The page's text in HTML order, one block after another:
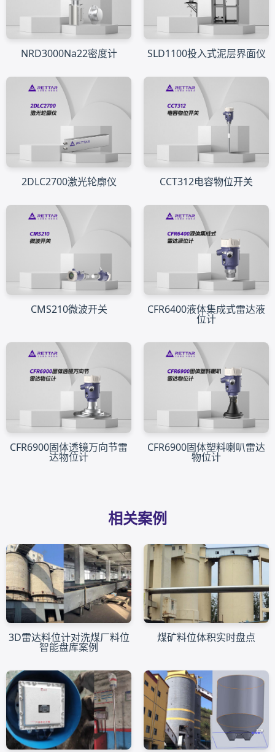
NRD3000Na22密度计 SLD1100投入式泥层界面仪
2DLC2700激光轮廓仪 CCT312电容物位开关
CMS210微波开关 CFR6400液体集成式雷达液
位计
CFR6900固体透镜万向节雷
达物位计
CFR6900固体塑料喇叭雷达
物位计
相关案例
3D雷达料位计对洗煤厂料位
智能盘库案例
煤矿料位体积实时盘点